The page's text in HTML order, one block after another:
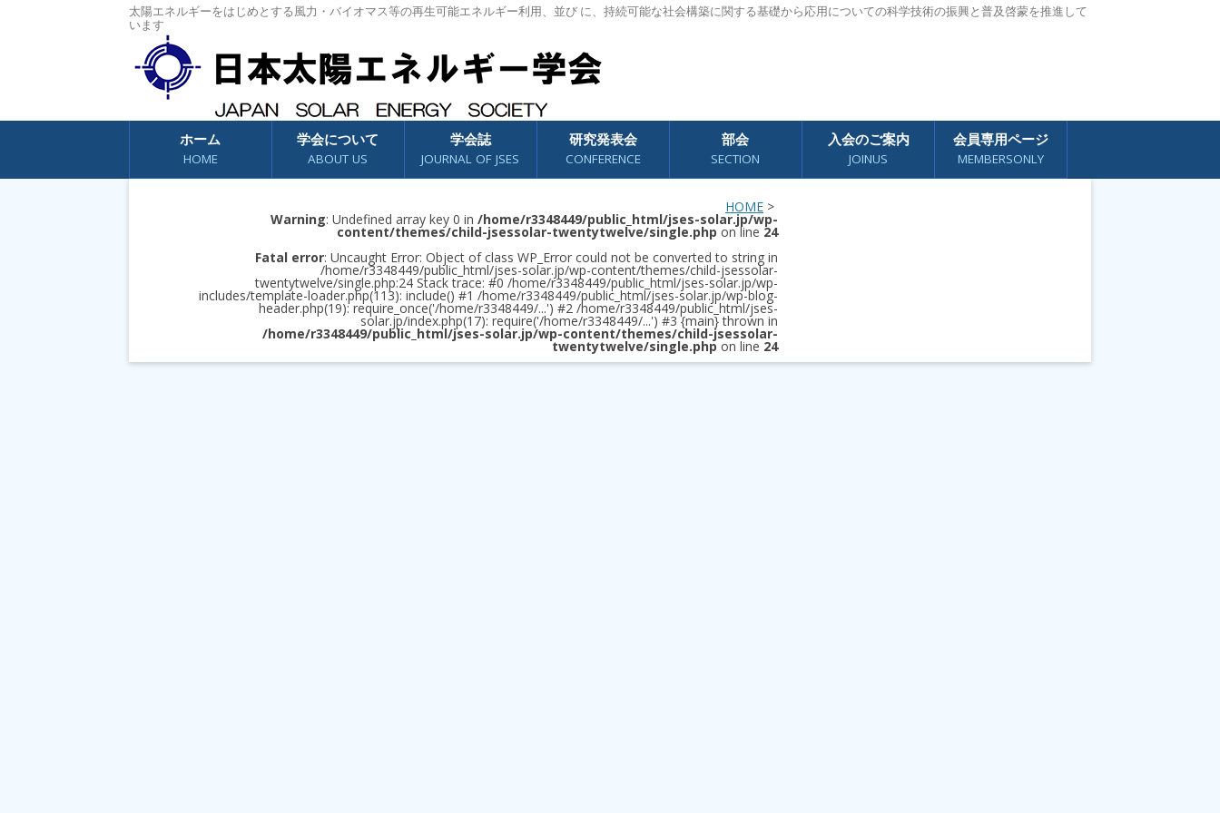
太陽エネルギーをはじめとする風力・バイオマス等の再生可能エネルギー利用、並び に、持続可能な社会構築に関する基礎から応用についての科学技術の振興と普及啓蒙を推進して
います
コンテンツへスキップ
ホーム
HOME
学会について
ABOUT US
学会誌
JOURNAL OF JSES
研究発表会
CONFERENCE
部会
SECTION
入会のご案内
JOINUS
会員専用ページ
MEMBERSONLY
HOME >
Warning: Undefined array key 0 in /home/r3348449/public_html/jses-solar.jp/wp-
content/themes/child-jsessolar-twentytwelve/single.php on line 24
Fatal error: Uncaught Error: Object of class WP_Error could not be converted to string in
/home/r3348449/public_html/jses-solar.jp/wp-content/themes/child-jsessolar-
twentytwelve/single.php:24 Stack trace: #0 /home/r3348449/public_html/jses-solar.jp/wp-
includes/template-loader.php(113): include() #1 /home/r3348449/public_html/jses-solar.jp/wp-blog-
header.php(19): require_once('/home/r3348449/...') #2 /home/r3348449/public_html/jses-
solar.jp/index.php(17): require('/home/r3348449/...') #3 {main} thrown in
/home/r3348449/public_html/jses-solar.jp/wp-content/themes/child-jsessolar-
twentytwelve/single.php on line 24